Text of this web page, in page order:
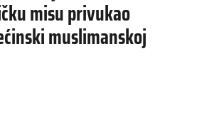
misu privukao
muslimanskoj